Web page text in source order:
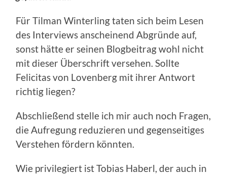
Für Tilman Winterling taten sich beim Lesen
des Interviews anscheinend Abgründe auf,
sonst hätte er seinen Blogbeitrag wohl nicht
mit dieser Überschrift versehen. Sollte
Felicitas von Lovenberg mit ihrer Antwort
richtig liegen?
Abschließend stelle ich mir auch noch Fragen,
die Aufregung reduzieren und gegenseitiges
Verstehen fördern könnten.
Wie privilegiert ist Tobias Haberl, der auch in